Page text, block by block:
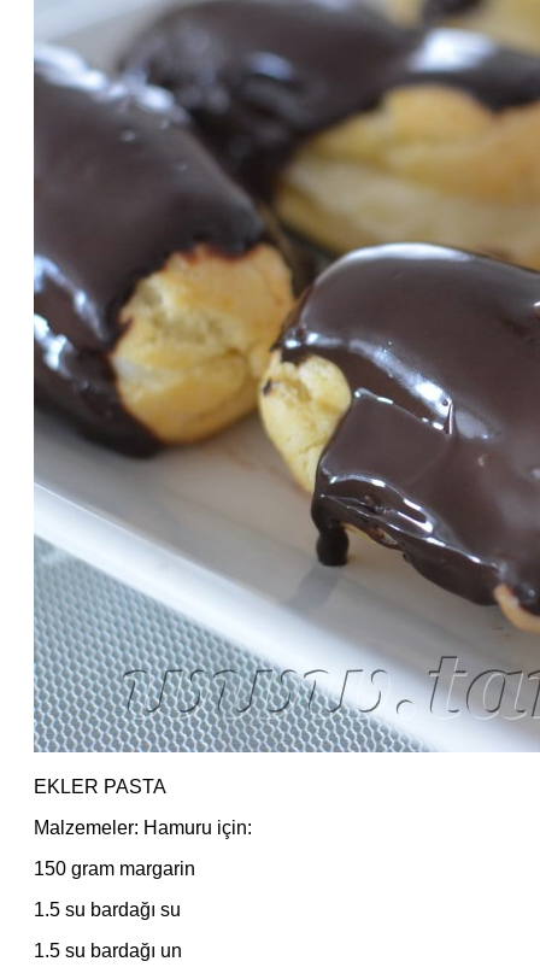
EKLER PASTA
Malzemeler: Hamuru için:
150 gram margarin
1.5 su bardağı su
1.5 su bardağı un